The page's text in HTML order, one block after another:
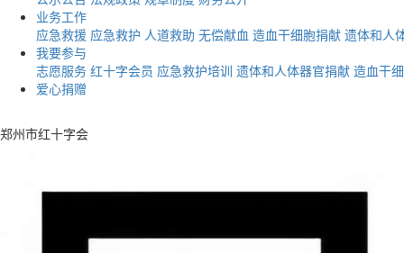
业务工作
应急救援 应急救护 人道救助 无偿献血 造血干细胞捐献 遗体和人
我要参与
志愿服务 红十字会员 应急救护培训 遗体和人体器官捐献 造血干
爱心捐赠
郑州市红十字会